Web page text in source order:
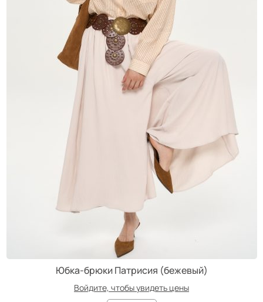
Юбка-брюки Патрисия (бежевый)
Войдите, чтобы увидеть цены